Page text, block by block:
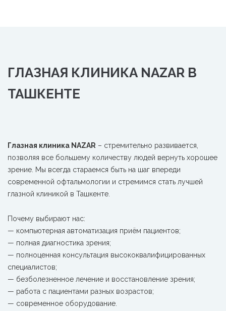
ГЛАЗНАЯ КЛИНИКА NAZAR В
ТАШКЕНТЕ
Глазная клиника NAZAR – стремительно развивается,
позволяя все большему количеству людей вернуть хорошее
зрение. Мы всегда стараемся быть на шаг впереди
современной офтальмологии и стремимся стать лучшей
глазной клиникой в Ташкенте.
Почему выбирают нас:
— компьютерная автоматизация приём пациентов;
— полная диагностика зрения;
— полноценная консультация высококвалифицированных
специалистов;
— безболезненное лечение и восстановление зрения;
— работа с пациентами разных возрастов;
— современное оборудование.